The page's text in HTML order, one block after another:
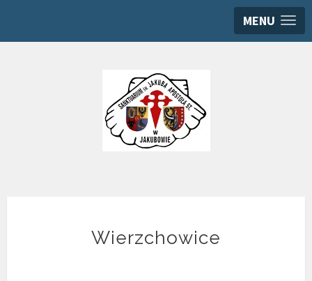
MENU
Wierzchowice